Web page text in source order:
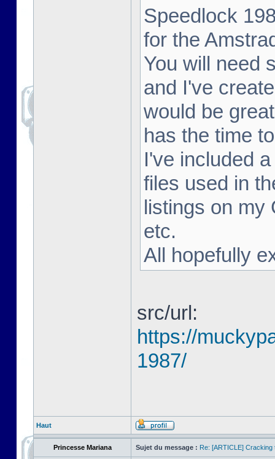
Speedlock
for the
You will need
and I've
would be
has the time
I've included
files used in
listings on my
etc.
All hopefully
src/url:
https://
1987/
Haut
Princesse Mariana Sujet du message : Re: [ARTICLE] Cracking